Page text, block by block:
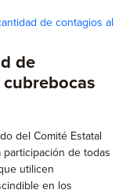
de contagios al
de
del Comité Estatal
participación de todas
utilicen
en los